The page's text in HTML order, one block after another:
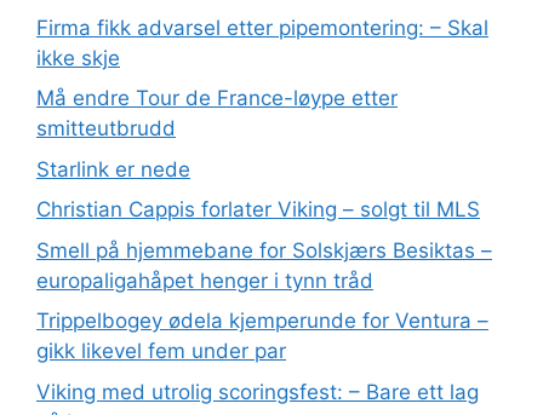
Firma fikk advarsel etter pipemontering: – Skal
ikke skje
Må endre Tour de France-løype etter
smitteutbrudd
Starlink er nede
Christian Cappis forlater Viking – solgt til MLS
Smell på hjemmebane for Solskjærs Besiktas –
europaligahåpet henger i tynn tråd
Trippelbogey ødela kjemperunde for Ventura –
gikk likevel fem under par
Viking med utrolig scoringsfest: – Bare ett lag